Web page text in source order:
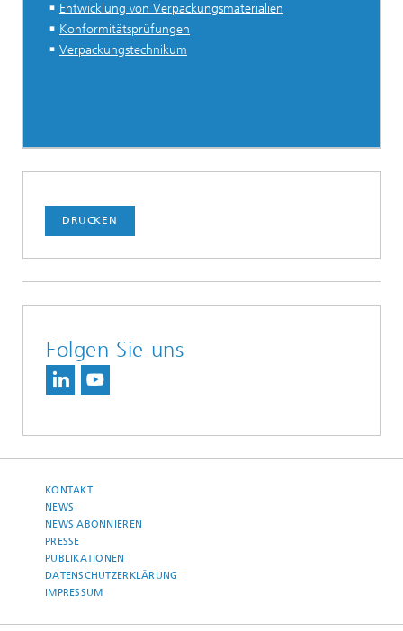
Entwicklung von Verpackungsmaterialien
Konformitätsprüfungen
Verpackungstechnikum
DRUCKEN
Folgen Sie uns
KONTAKT
NEWS
NEWS ABONNIEREN
PRESSE
PUBLIKATIONEN
DATENSCHUTZERKLÄRUNG
IMPRESSUM